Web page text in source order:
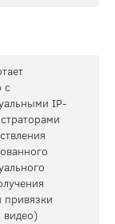
с
IP-
видео)